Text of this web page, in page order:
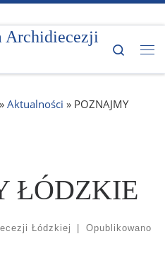
Archidiecezji
Search
» Aktualności » POZNAJMY
ŁÓDZKIE
Łódzkiej
Opublikowano